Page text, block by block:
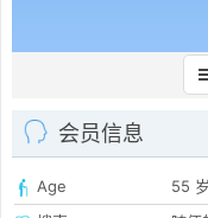
会员信息
Age
55 岁